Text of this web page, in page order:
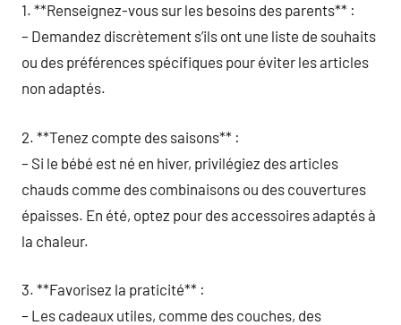
1. **Renseignez-vous sur les besoins des parents** :
– Demandez discrètement s’ils ont une liste de souhaits
ou des préférences spécifiques pour éviter les articles
non adaptés.
2. **Tenez compte des saisons** :
– Si le bébé est né en hiver, privilégiez des articles
chauds comme des combinaisons ou des couvertures
épaisses. En été, optez pour des accessoires adaptés à
la chaleur.
3. **Favorisez la praticité** :
– Les cadeaux utiles, comme des couches, des